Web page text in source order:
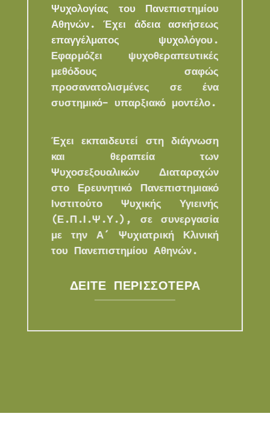
Ψυχολογίας του Πανεπιστημίου
Αθηνών. Έχει άδεια ασκήσεως
επαγγέλματος ψυχολόγου.
Εφαρμόζει ψυχοθεραπευτικές
μεθόδους σαφώς
προσανατολισμένες σε ένα
συστημικό- υπαρξιακό μοντέλο.
Έχει εκπαιδευτεί στη διάγνωση
και θεραπεία των
Ψυχοσεξουαλικών Διαταραχών
στο Ερευνητικό Πανεπιστημιακό
Ινστιτούτο Ψυχικής Υγιεινής
(Ε.Π.Ι.Ψ.Υ.), σε συνεργασία
με την Α´ Ψυχιατρική Κλινική
του Πανεπιστημίου Αθηνών.
ΔΕΙΤΕ ΠΕΡΙΣΣΟΤΕΡΑ